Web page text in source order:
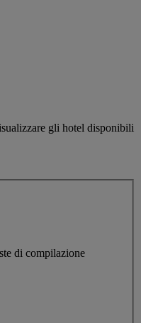
gli hotel disponibili
di compilazione